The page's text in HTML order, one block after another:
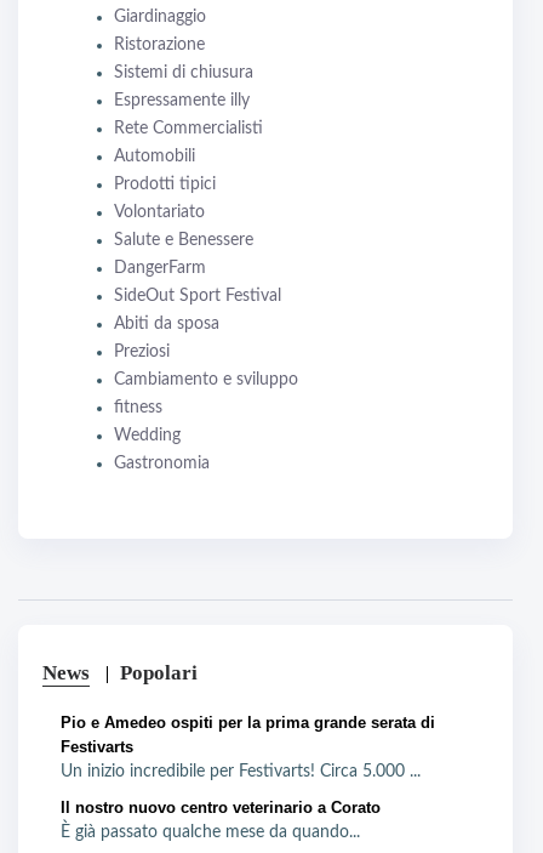
Giardinaggio
Ristorazione
Sistemi di chiusura
Espressamente illy
Rete Commercialisti
Automobili
Prodotti tipici
Volontariato
Salute e Benessere
DangerFarm
SideOut Sport Festival
Abiti da sposa
Preziosi
Cambiamento e sviluppo
fitness
Wedding
Gastronomia
News Popolari
Pio e Amedeo ospiti per la prima grande serata di
Festivarts
Un inizio incredibile per Festivarts! Circa 5.000 ...
Il nostro nuovo centro veterinario a Corato
È già passato qualche mese da quando...